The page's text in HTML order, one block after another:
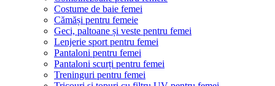
Costume de baie femei
Cămăși pentru femeie
Geci, paltoane și veste pentru femei
Lenjerie sport pentru femei
Pantaloni pentru femei
Pantaloni scurți pentru femei
Treninguri pentru femei